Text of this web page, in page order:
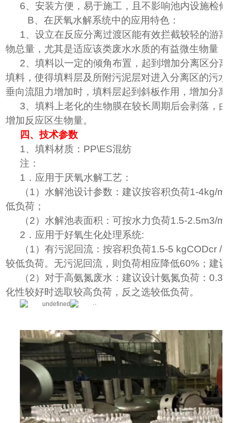
6、安装方便，易于施工，且不影响池内设施检
B、在厌氧水解系统中的应用特色：
1、设立在反应分离过渡区能有效拦截较轻的游
物总量，尤其是适应该类废水水质的有益微生物量；
2、填料以一定的倾角布置，起到增加分离区分
填料，使得填料层及所附污泥层对进入分离区的污
垂向流阻力增加时，填料层起到斜板作用，增加分
3、填料上老化的生物膜在较长周期后会剥落，
增加反应区生物量。
四、技术参数
1、填料材质：PP\ES混纺
注：
1．应用于厌氧水解工艺：
（1）水解池设计参数：建议按容积负荷1-4kg/
低负荷；
（2）水解池表面积：可按水力负荷1.5-2.5m3/
2．应用于好氧生化处理系统:
（1）有污泥回流：按容积负荷1.5-5 kgCODcr
较低负荷。无污泥回流，则负荷相应降低60%；建
（2）对于高氨氮废水：建议设计氨氮负荷：
化性较好时选取较高负荷，反之选较低负荷。